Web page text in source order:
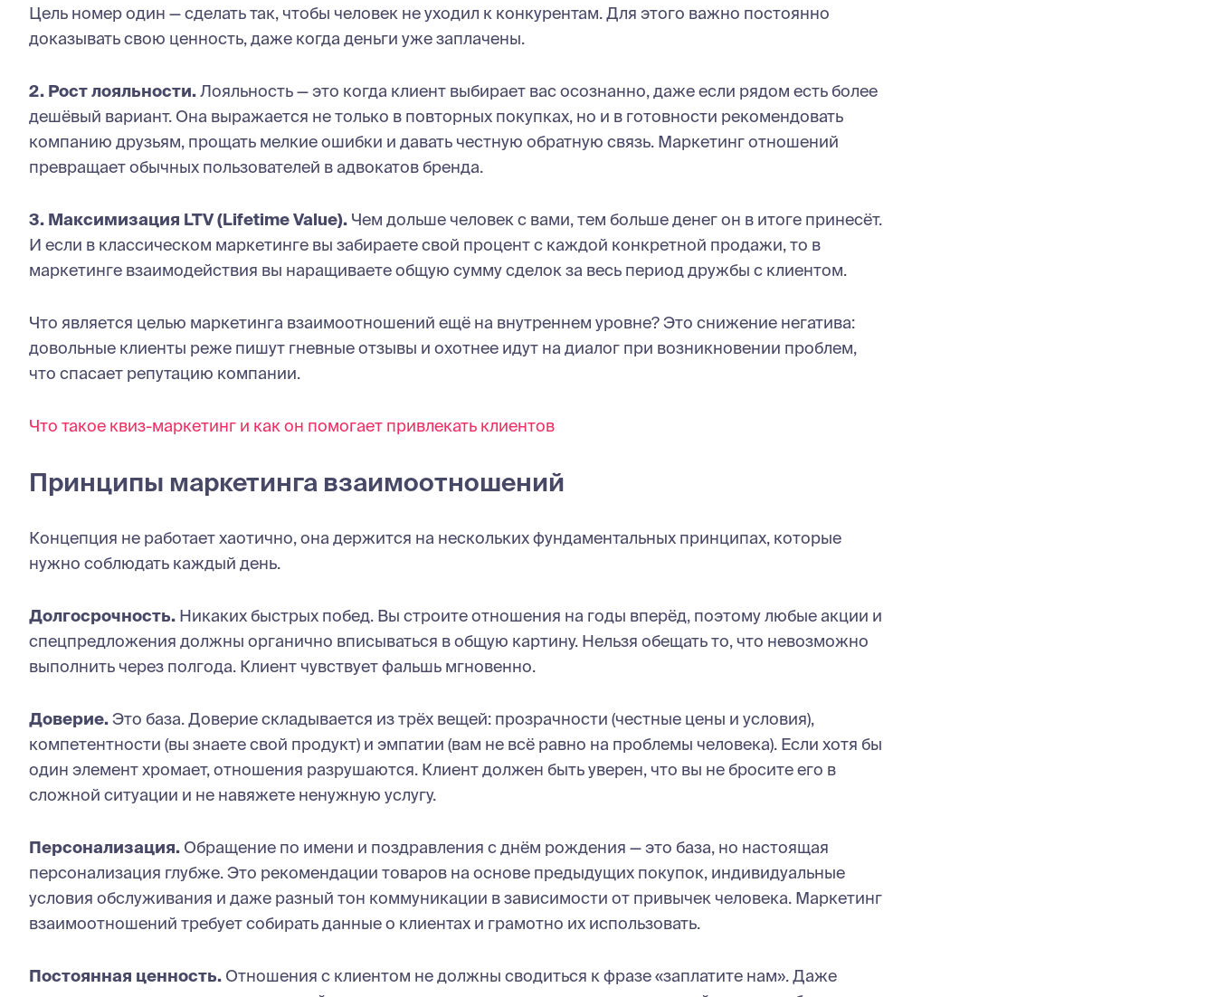
Цель номер один — сделать так, чтобы человек не уходил к конкурентам. Для этого важно постоянно
доказывать свою ценность, даже когда деньги уже заплачены.
2. Рост лояльности.Лояльность — это когда клиент выбирает вас осознанно, даже если рядом есть более
дешёвый вариант. Она выражается не только в повторных покупках, но и в готовности рекомендовать
компанию друзьям, прощать мелкие ошибки и давать честную обратную связь. Маркетинг отношений
превращает обычных пользователей в адвокатов бренда.
3. Максимизация LTV (Lifetime Value). Чем дольше человек с вами, тем больше денег он в итоге принесёт.
И если в классическом маркетинге вы забираете свой процент с каждой конкретной продажи, то в
маркетинге взаимодействия вы наращиваете общую сумму сделок за весь период дружбы с клиентом.
Что является целью маркетинга взаимоотношений ещё на внутреннем уровне? Это снижение негатива:
довольные клиенты реже пишут гневные отзывы и охотнее идут на диалог при возникновении проблем,
что спасает репутацию компании.
Что такое квиз-маркетинг и как он помогает привлекать клиентов
Принципы маркетинга взаимоотношений
Концепция не работает хаотично, она держится на нескольких фундаментальных принципах, которые
нужно соблюдать каждый день.
Долгосрочность. Никаких быстрых побед. Вы строите отношения на годы вперёд, поэтому любые акции и
спецпредложения должны органично вписываться в общую картину. Нельзя обещать то, что невозможно
выполнить через полгода. Клиент чувствует фальшь мгновенно.
Доверие.Это база. Доверие складывается из трёх вещей: прозрачности (честные цены и условия),
компетентности (вы знаете свой продукт) и эмпатии (вам не всё равно на проблемы человека). Если хотя бы
один элемент хромает, отношения разрушаются. Клиент должен быть уверен, что вы не бросите его в
сложной ситуации и не навяжете ненужную услугу.
Персонализация. Обращение по имени и поздравления с днём рождения — это база, но настоящая
персонализация глубже. Это рекомендации товаров на основе предыдущих покупок, индивидуальные
условия обслуживания и даже разный тон коммуникации в зависимости от привычек человека. Маркетинг
взаимоотношений требует собирать данные о клиентах и грамотно их использовать.
Постоянная ценность. Отношения с клиентом не должны сводиться к фразе «заплатите нам». Даже